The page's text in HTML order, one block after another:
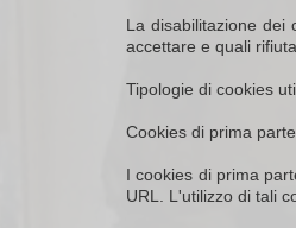
La disabilitazione dei
accettare e quali
Tipologie di cookies
Cookies di prima
I cookies di prima
URL. L'utilizzo di tali